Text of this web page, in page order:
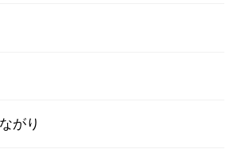
がり